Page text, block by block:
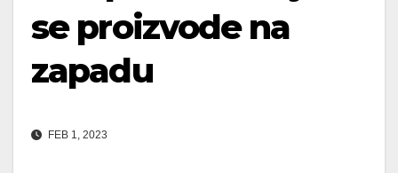
se proizvode na
zapadu
FEB 1, 2023